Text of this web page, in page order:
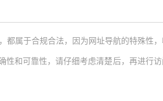
都属于合规合法，因为网址导航的特殊性
性和可靠性，请仔细考虑清楚后，再进行